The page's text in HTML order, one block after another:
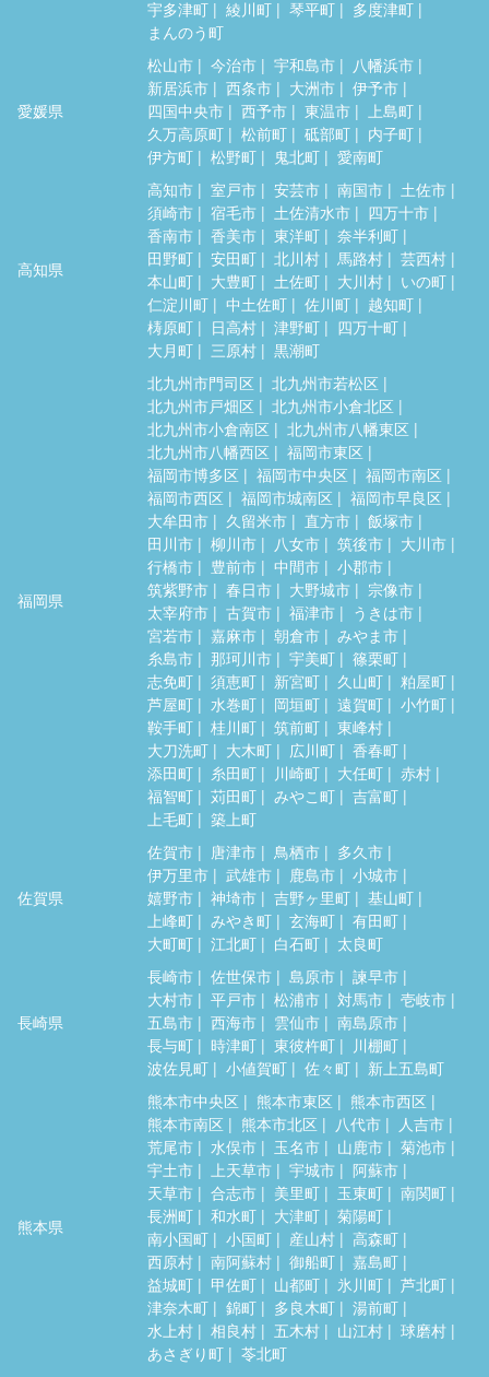
宇多津町
綾川町 琴平町
多度津町
まんのう町
愛媛県
松山市 今治市 宇和島市
八幡浜市
新居浜市
西条市 大洲市
伊予市
四国中央市
西予市 東温市
上島町
久万高原町
松前町 砥部町
内子町
伊方町
松野町 鬼北町 愛南町
高知県
高知市 室戸市 安芸市 南国市
土佐市
須崎市
宿毛市 土佐清水市
四万十市
香南市
香美市 東洋町
奈半利町
田野町
安田町 北川村 馬路村
芸西村
本山町
大豊町 土佐町 大川村
いの町
仁淀川町
中土佐町 佐川町
越知町
梼原町
日高村 津野町
四万十町
大月町
三原村 黒潮町
福岡県
北九州市門司区
北九州市若松区
北九州市戸畑区
北九州市小倉北区
北九州市小倉南区
北九州市八幡東区
北九州市八幡西区
福岡市東区
福岡市博多区
福岡市中央区
福岡市南区
福岡市西区
福岡市城南区
福岡市早良区
大牟田市
久留米市 直方市
飯塚市
田川市
柳川市 八女市 筑後市
大川市
行橋市
豊前市 中間市
小郡市
筑紫野市
春日市 大野城市
宗像市
太宰府市
古賀市 福津市
うきは市
宮若市
嘉麻市 朝倉市
みやま市
糸島市
那珂川市 宇美町
篠栗町
志免町
須恵町 新宮町 久山町
粕屋町
芦屋町
水巻町 岡垣町 遠賀町
小竹町
鞍手町
桂川町 筑前町
東峰村
大刀洗町
大木町 広川町
香春町
添田町
糸田町 川崎町 大任町
赤村
福智町
苅田町 みやこ町
吉富町
上毛町
築上町
佐賀県
佐賀市 唐津市 鳥栖市
多久市
伊万里市
武雄市 鹿島市
小城市
嬉野市
神埼市 吉野ヶ里町
基山町
上峰町
みやき町 玄海町
有田町
大町町
江北町 白石町 太良町
長崎県
長崎市 佐世保市 島原市
諫早市
大村市
平戸市 松浦市 対馬市
壱岐市
五島市
西海市 雲仙市
南島原市
長与町
時津町 東彼杵町
川棚町
波佐見町
小値賀町 佐々町 新上五島町
熊本県
熊本市中央区 熊本市東区
熊本市西区
熊本市南区
熊本市北区 八代市
人吉市
荒尾市
水俣市 玉名市 山鹿市
菊池市
宇土市
上天草市 宇城市
阿蘇市
天草市
合志市 美里町 玉東町
南関町
長洲町
和水町 大津町
菊陽町
南小国町
小国町 産山村
高森町
西原村
南阿蘇村 御船町
嘉島町
益城町
甲佐町 山都町 氷川町
芦北町
津奈木町
錦町 多良木町
湯前町
水上村
相良村 五木村 山江村
球磨村
あさぎり町
苓北町